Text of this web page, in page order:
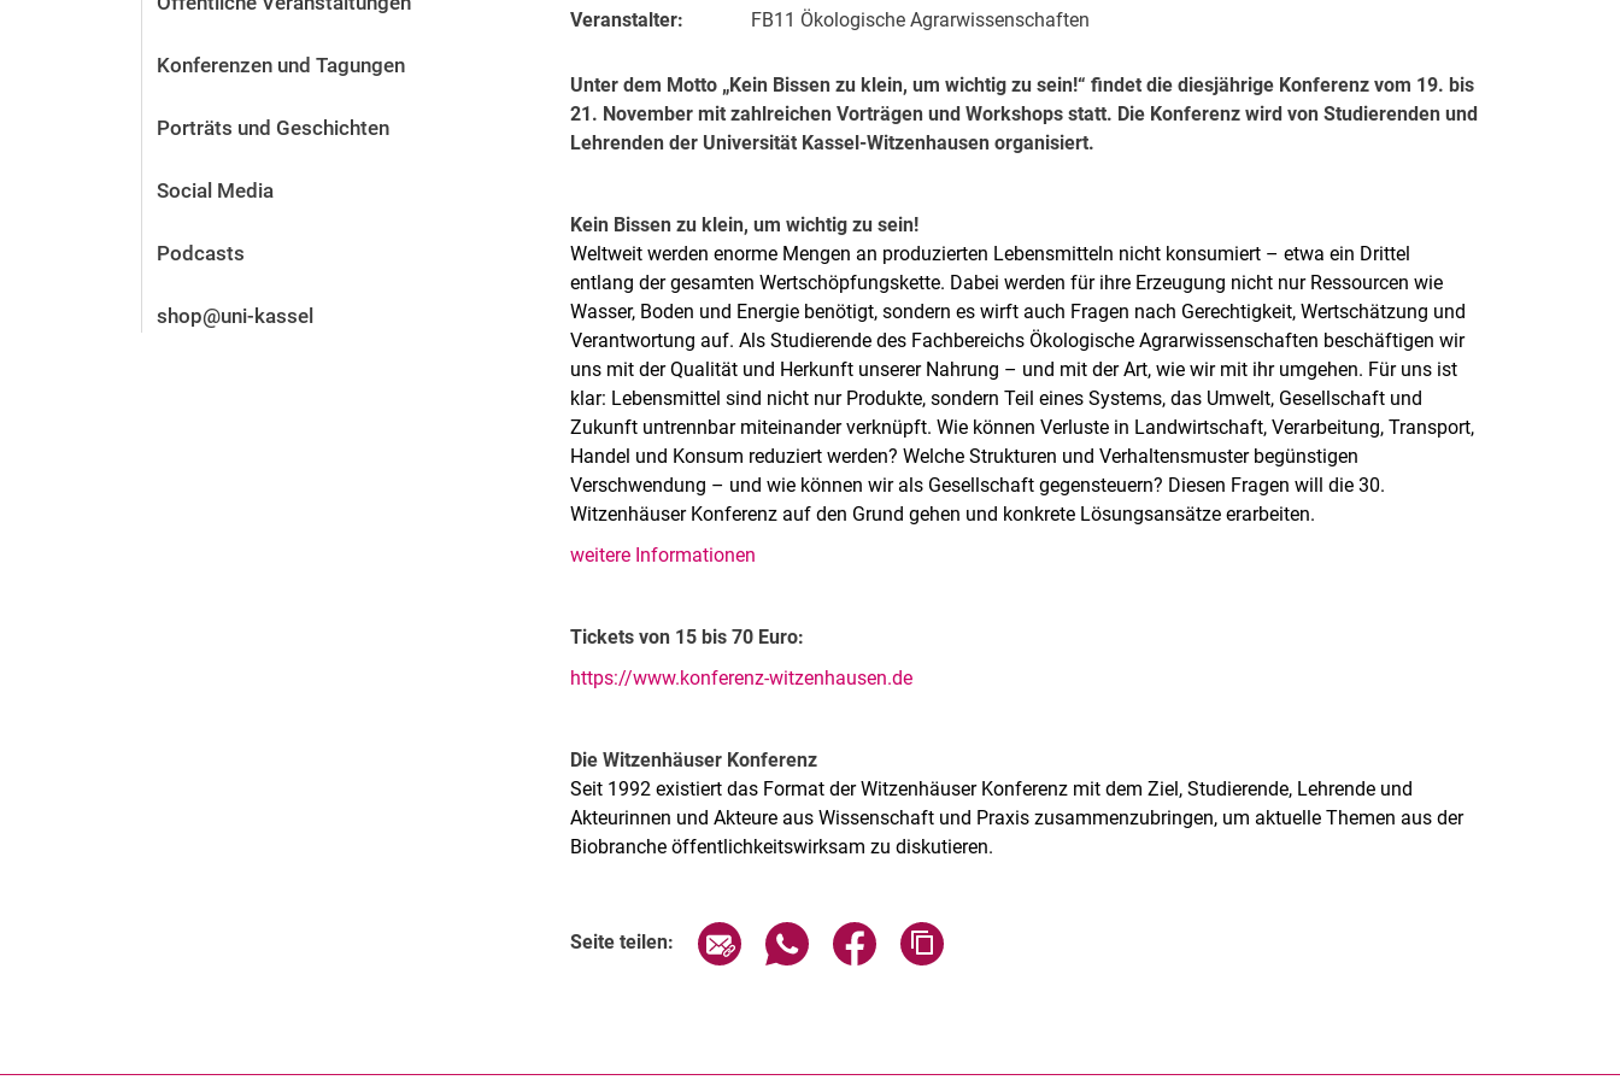
Stellenangebote
Alum­ni und Freunde
Kontakt und Standorte
Konferenzen und Tagungen
Porträts und Geschichten
Social Media
Podcasts
shop@uni-kassel
Veranstalter:
FB11 Ökologische Agrarwissenschaften
Unter dem Motto „Kein Bissen zu klein, um wichtig zu sein!“ findet die diesjährige Konferenz vom 19. bis
21. November mit zahlreichen Vorträgen und Workshops statt. Die Konferenz wird von Studierenden und
Lehrenden der Universität Kassel-Witzenhausen organisiert.
Kein Bissen zu klein, um wichtig zu sein!
Weltweit werden enorme Mengen an produzierten Lebensmitteln nicht konsumiert – etwa ein Drittel
entlang der gesamten Wertschöpfungskette. Dabei werden für ihre Erzeugung nicht nur Ressourcen wie
Wasser, Boden und Energie benötigt, sondern es wirft auch Fragen nach Gerechtigkeit, Wertschätzung und
Verantwortung auf. Als Studierende des Fachbereichs Ökologische Agrarwissenschaften beschäftigen wir
uns mit der Qualität und Herkunft unserer Nahrung – und mit der Art, wie wir mit ihr umgehen. Für uns ist
klar: Lebensmittel sind nicht nur Produkte, sondern Teil eines Systems, das Umwelt, Gesellschaft und
Zukunft untrennbar miteinander verknüpft. Wie können Verluste in Landwirtschaft, Verarbeitung, Transport,
Handel und Konsum reduziert werden? Welche Strukturen und Verhaltensmuster begünstigen
Verschwendung – und wie können wir als Gesellschaft gegensteuern? Diesen Fragen will die 30.
Witzenhäuser Konferenz auf den Grund gehen und konkrete Lösungsansätze erarbeiten.
weitere Informationen
Tickets von 15 bis 70 Euro:
https://www.konferenz-witzenhausen.de
Die Witzenhäuser Konferenz
Seit 1992 existiert das Format der Witzenhäuser Konferenz mit dem Ziel, Studierende, Lehrende und
Akteurinnen und Akteure aus Wissenschaft und Praxis zusammenzubringen, um aktuelle Themen aus der
Biobranche öffentlichkeitswirksam zu diskutieren.
Seite teilen: Seite über E-Mail teilen
Seite über WhatsApp teilen (externer Link, öffnet neues Fenster)
Seite über Facebook teilen (externer Link, öffnet neues Fenster)